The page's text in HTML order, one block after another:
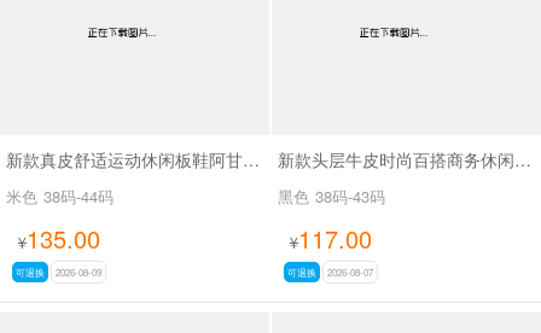
新款真皮舒适运动休闲板鞋阿甘鞋SA265
米色 38码-44码
¥135.00
可退换 2026-08-09
新款头层牛皮时尚百搭商务休闲男鞋SA61317
黑色 38码-43码
¥117.00
可退换 2026-08-07